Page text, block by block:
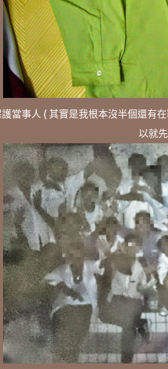
當事人 ( 其實是我根本沒半個還有
以就